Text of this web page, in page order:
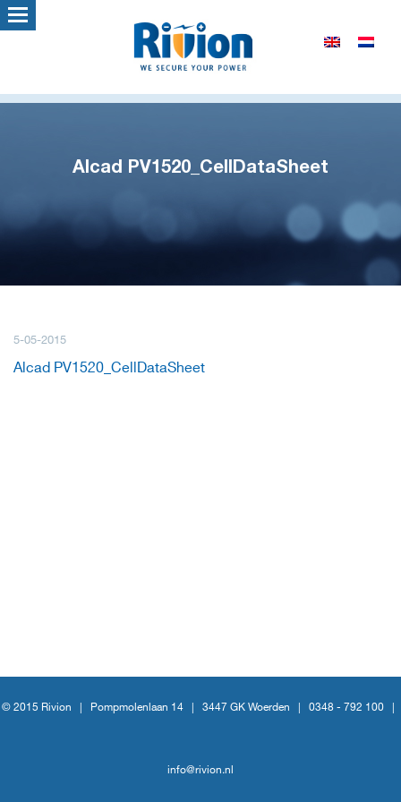
Alcad PV1520_CellDataSheet
5-05-2015
Alcad PV1520_CellDataSheet
© 2015 Rivion | Pompmolenlaan 14 3447 GK Woerden 0348 - 792 100
info@rivion.nl